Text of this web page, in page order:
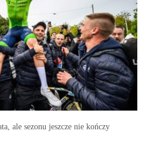
ale sezonu jeszcze nie kończy